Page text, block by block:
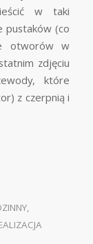
w taki
pustaków (co
otworów w
zdjęciu
które
z czerpnią i
,